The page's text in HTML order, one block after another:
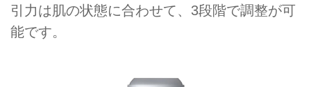
引力は肌の状態に合わせて、3段階で調整が可
能です。